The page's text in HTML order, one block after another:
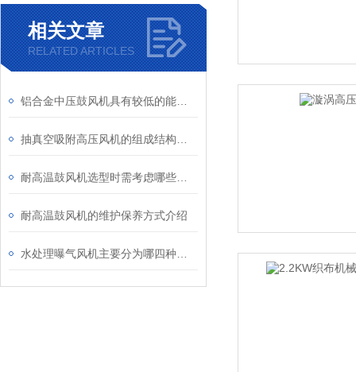
相关文章
RELATED ARTICLES
耐高温鼓风机的维护保养方式介绍